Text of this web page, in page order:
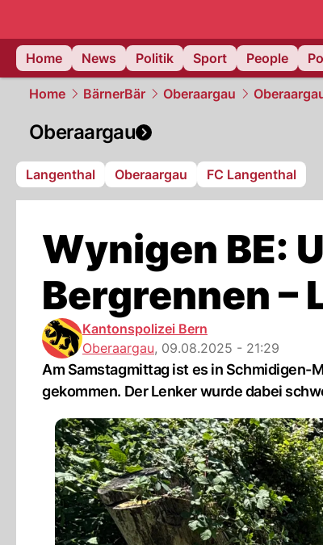
Home
News Politik Sport People
Home BärnerBär Oberaargau
Oberaargau
Langenthal Oberaargau FC Langenthal
Wynigen BE:
Bergrennen –
Kantonspolizei Bern
Oberaargau, 09.08.2025 - 21:29
Am Samstagmittag ist es in Schmidigen-
gekommen. Der Lenker wurde dabei